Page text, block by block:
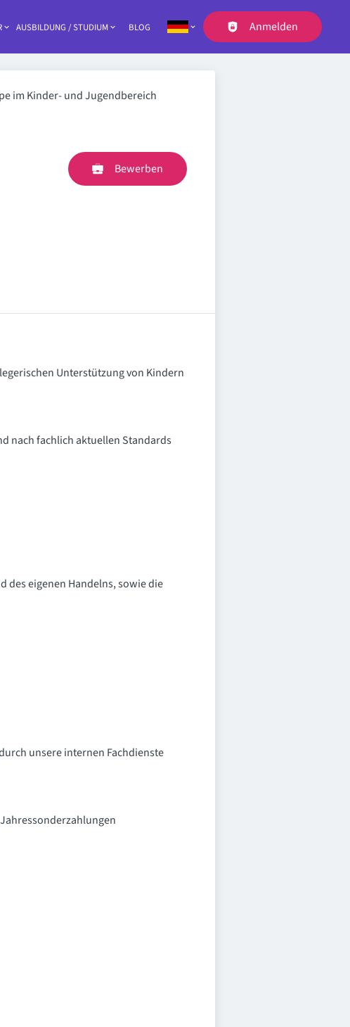
Haupt-Navigation
AUSBILDUNG / STUDIUM BLOG Anmelden
im Kinder- und Jugendbereich
Bewerben
Unterstützung von Kindern
nach fachlich aktuellen Standards
des eigenen Handelns, sowie die
unsere internen Fachdienste